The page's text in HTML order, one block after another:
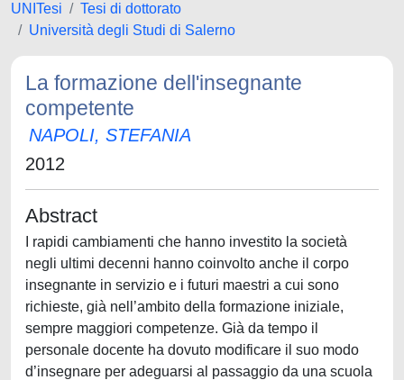
UNITesi
Tesi di dottorato
Università degli Studi di Salerno
La formazione dell'insegnante
competente
NAPOLI, STEFANIA
2012
Abstract
I rapidi cambiamenti che hanno investito la società
negli ultimi decenni hanno coinvolto anche il corpo
insegnante in servizio e i futuri maestri a cui sono
richieste, già nell’ambito della formazione iniziale,
sempre maggiori competenze. Già da tempo il
personale docente ha dovuto modificare il suo modo
d’insegnare per adeguarsi al passaggio da una scuola